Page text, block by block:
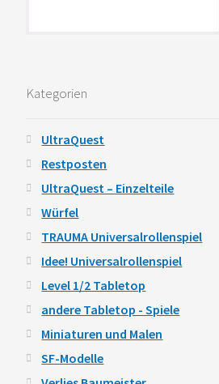
Kategorien
UltraQuest
Restposten
UltraQuest – Einzelteile
Würfel
TRAUMA Universalrollenspiel
Idee! Universalrollenspiel
Level 1/2 Tabletop
andere Tabletop - Spiele
Miniaturen und Malen
SF-Modelle